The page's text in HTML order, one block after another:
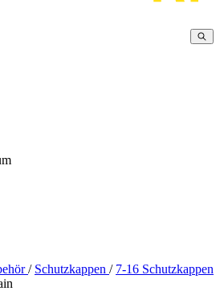
/ Schutzkappen / 7-16 Schutzkappen